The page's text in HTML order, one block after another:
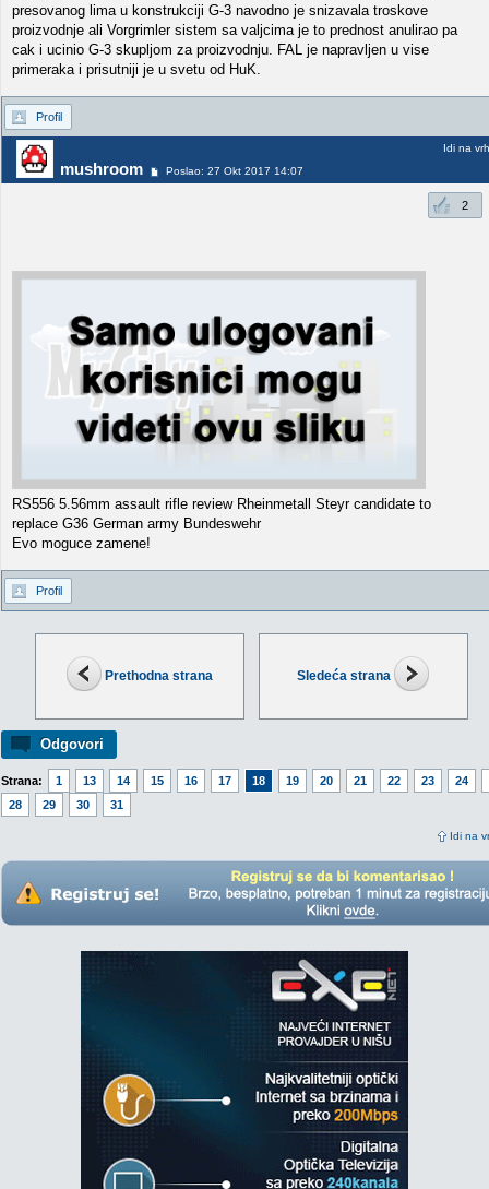
Prethodna strana Sledeća strana
Odgovori
Strana: 1 13 14 15 16 17 18 19 20 21 22 23
24
28
29 30 31
Idi na
presovanog lima u konstrukciji G-3 navodno je snizavala troskove
proizvodnje ali Vorgrimler sistem sa valjcima je to prednost anulirao pa
cak i ucinio G-3 skupljom za proizvodnju. FAL je napravljen u vise
primeraka i prisutniji je u svetu od HuK.
Profil
mushroom Poslao: 27 Okt 2017 14:07
Idi na vrh
2
RS556 5.56mm assault rifle review Rheinmetall Steyr candidate to
replace G36 German army Bundeswehr
Evo moguce zamene!
Profil